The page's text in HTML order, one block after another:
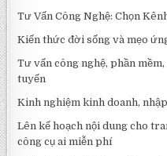
Tư Vấn Công Nghệ: Chọn
Kiến thức đời sống và mẹo
Tư vấn công nghệ, phần
tuyến
Kinh nghiệm kinh doanh,
Lên kế hoạch nội dung cho
công cụ ai miễn phí